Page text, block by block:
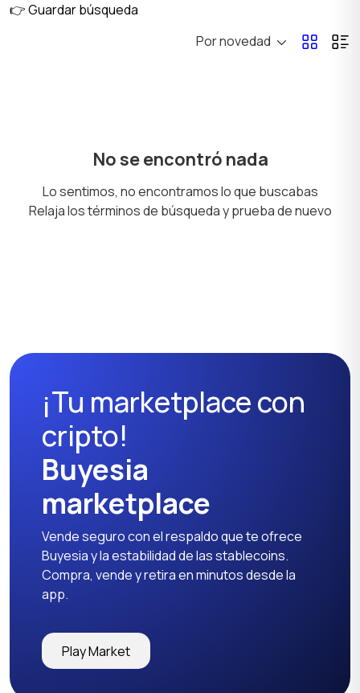
👉 Guardar búsqueda
Por novedad
No se encontró nada
Lo sentimos, no encontramos lo que buscabas
Relaja los términos de búsqueda y prueba de nuevo
¡Tu marketplace con
cripto!
Buyesia
marketplace
Vende seguro con el respaldo que te ofrece
Buyesia y la estabilidad de las stablecoins.
Compra, vende y retira en minutos desde la
app.
Play Market